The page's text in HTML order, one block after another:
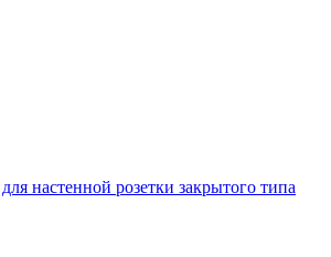
настенной розетки закрытого типа